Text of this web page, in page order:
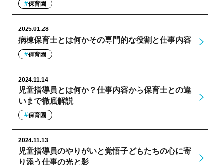
保育園
病棟保育士とは何かその専門的な役割と仕事内容
2025.01.28
保育園
児童指導員とは何か？仕事内容から保育士との違
いまで徹底解説
2024.11.14
保育園
児童指導員のやりがいと覚悟子どもたちの心に寄
り添う仕事の光と影
2024.11.13